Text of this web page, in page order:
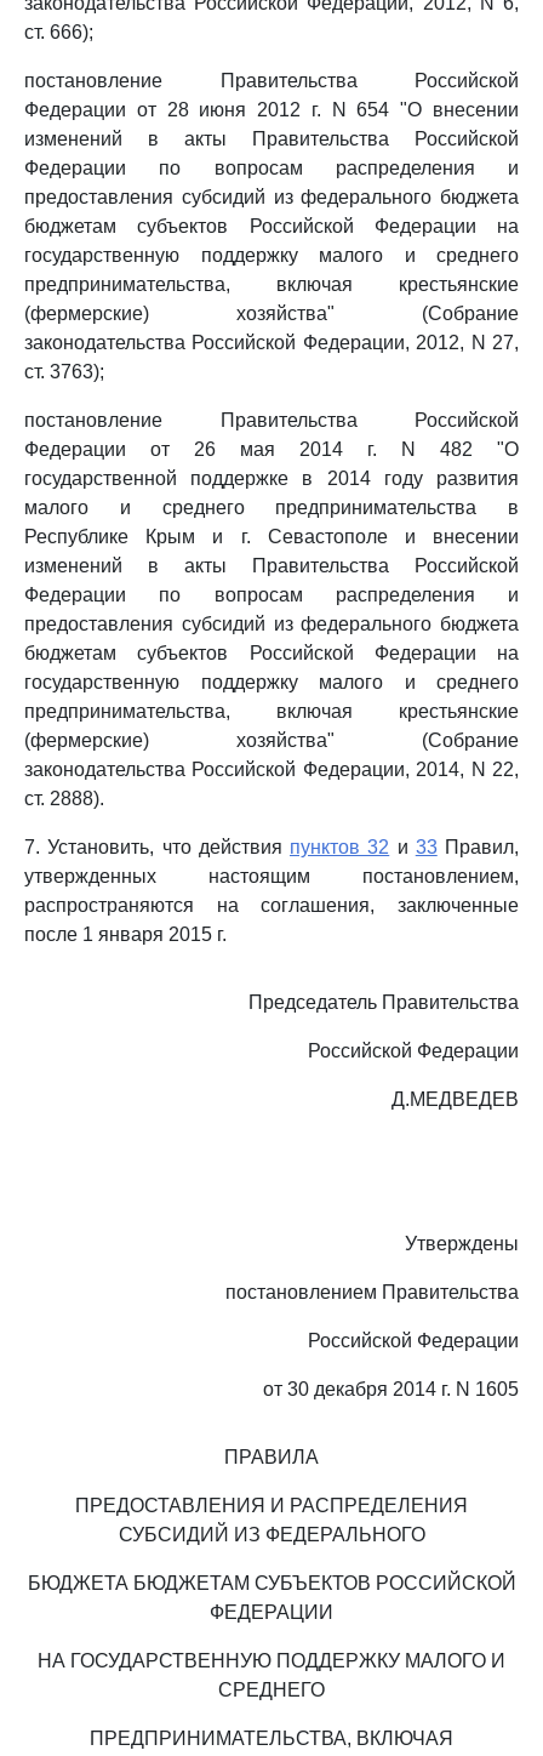
ст. 666);
постановление Правительства Российской
Федерации от 28 июня 2012 г. N 654 "О внесении
изменений в акты Правительства Российской
Федерации по вопросам распределения и
предоставления субсидий из федерального бюджета
бюджетам субъектов Российской Федерации на
государственную поддержку малого и среднего
предпринимательства, включая крестьянские
(фермерские) хозяйства" (Собрание
законодательства Российской Федерации, 2012, N 27,
ст. 3763);
постановление Правительства Российской
Федерации от 26 мая 2014 г. N 482 "О
государственной поддержке в 2014 году развития
малого и среднего предпринимательства в
Республике Крым и г. Севастополе и внесении
изменений в акты Правительства Российской
Федерации по вопросам распределения и
предоставления субсидий из федерального бюджета
бюджетам субъектов Российской Федерации на
государственную поддержку малого и среднего
предпринимательства, включая крестьянские
(фермерские) хозяйства" (Собрание
законодательства Российской Федерации, 2014, N 22,
ст. 2888).
7. Установить, что действия пунктов 32 и 33Правил,
утвержденных настоящим постановлением,
распространяются на соглашения, заключенные
после 1 января 2015 г.
Председатель Правительства
Российской Федерации
Д.МЕДВЕДЕВ
Утверждены
постановлением Правительства
Российской Федерации
от 30 декабря 2014 г. N 1605
ПРАВИЛА
ПРЕДОСТАВЛЕНИЯ И РАСПРЕДЕЛЕНИЯ
СУБСИДИЙ ИЗ ФЕДЕРАЛЬНОГО
БЮДЖЕТА БЮДЖЕТАМ СУБЪЕКТОВ РОССИЙСКОЙ
ФЕДЕРАЦИИ
НА ГОСУДАРСТВЕННУЮ ПОДДЕРЖКУ МАЛОГО И
СРЕДНЕГО
ПРЕДПРИНИМАТЕЛЬСТВА, ВКЛЮЧАЯ